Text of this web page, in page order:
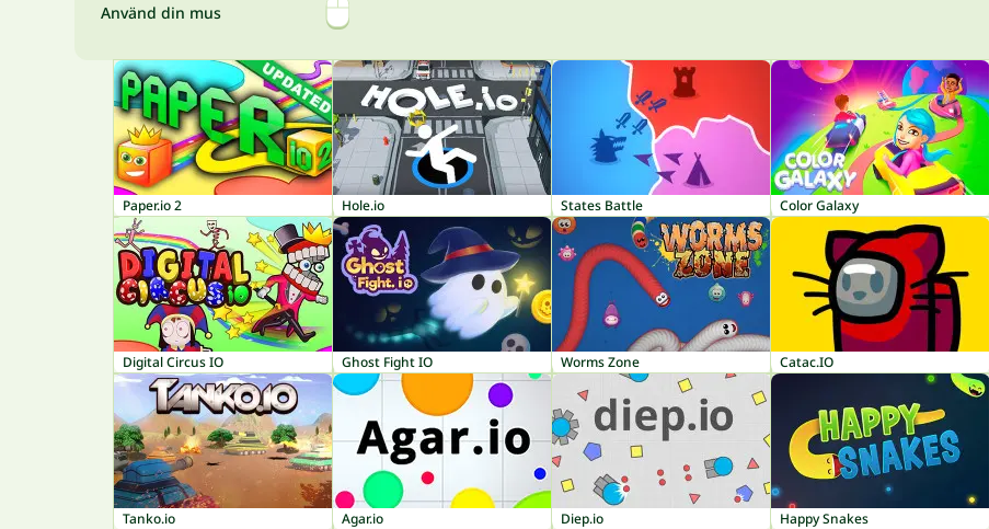
Använd din mus
Paper.io 2 Hole.io States Battle Color Galaxy
Digital Circus IO Ghost Fight IO Worms Zone Catac.IO
Tanko.io Agar.io Diep.io Happy Snakes